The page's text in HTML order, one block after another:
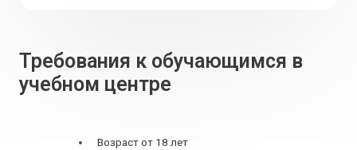
Требования к обучающимся в
учебном центре
Возраст от 18 лет